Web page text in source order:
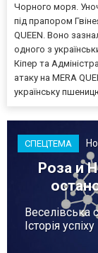
Чорного моря.
під прапором
QUEEN. Воно
одного з
Кіпер та
атаку на MERA
українську
СПЕЦТЕМА
Роза и
Веселівська
Історія успіху